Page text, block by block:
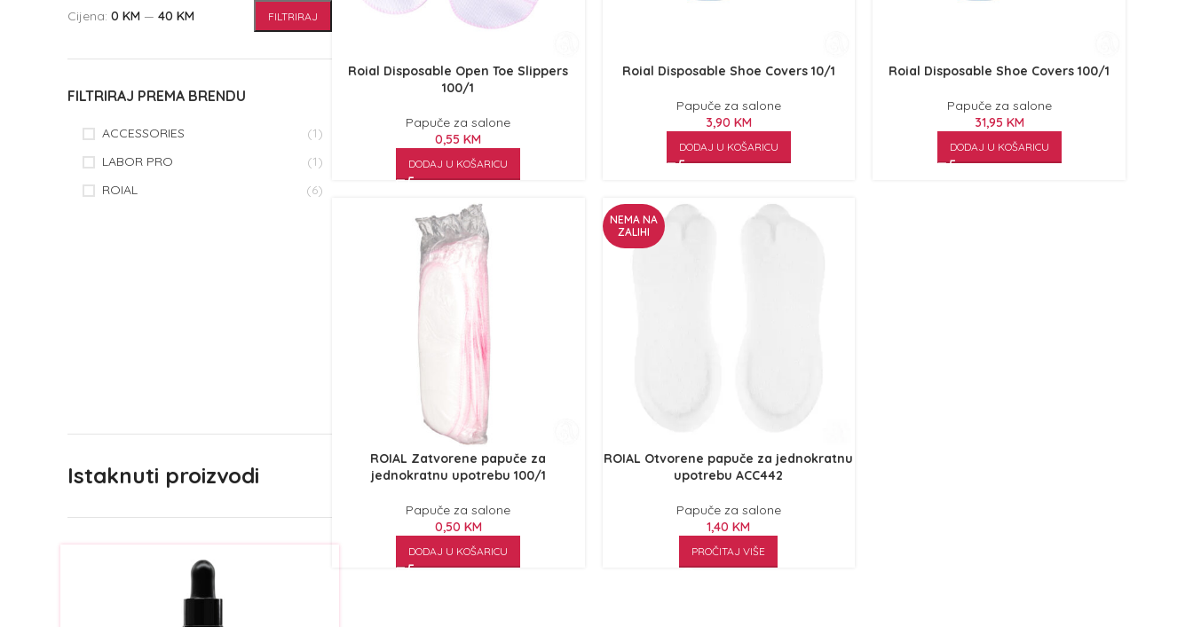
FILTRIRAJ
Cijena: 0 KM — 40 KM
FILTRIRAJ PREMA BRENDU
ACCESSORIES
(1)
LABOR PRO
(1)
ROIAL
(6)
Istaknuti proizvodi
Roial Disposable Open Toe Slippers
100/1
Papuče za salone
0,55KM
DODAJ U KOŠARICU
Roial Disposable Shoe Covers 10/1
Papuče za salone
3,90 KM
DODAJ U KOŠARICU
Roial Disposable Shoe Covers 100/1
Papuče za salone
31,95 KM
DODAJ U KOŠARICU
ROIAL Zatvorene papuče za
jednokratnu upotrebu 100/1
Papuče za salone
0,50 KM
DODAJ U KOŠARICU
NEMA NA
ZALIHI
ROIAL Otvorene papuče za jednokratnu
upotrebu ACC442
Papuče za salone
1,40KM
PROČITAJ VIŠE